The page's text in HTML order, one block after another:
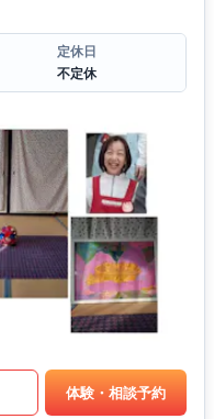
定休日
不定休
体験・相談予約